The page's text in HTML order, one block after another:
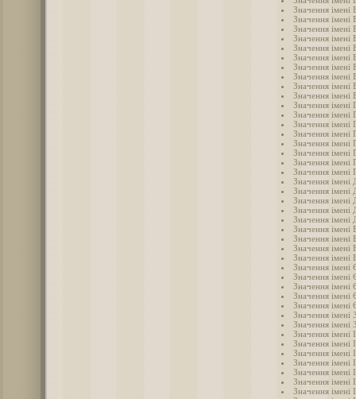
Значення імені
Значення імені
Значення імені
Значення імені
Значення імені
Значення імені
Значення імені
Значення
Значення імені
Значення імені
Значення імені
Значення імені
Значення імені
Значення імені
Значення імені
Значення імені
Значення імені
Значення імені
Значення імені
Значення імені
Значення імені
Значення імені
Значення імені
Значення імені
Значення імені
Значення імені
Значення імені
Значення імені
Значення імені
Значення імені
Значення імені
Значення імені
Значення імені
Значення імені
Значення імені
Значення імені
Значення імені
Значення імені
Значення імені
Значення імені
Значення імені